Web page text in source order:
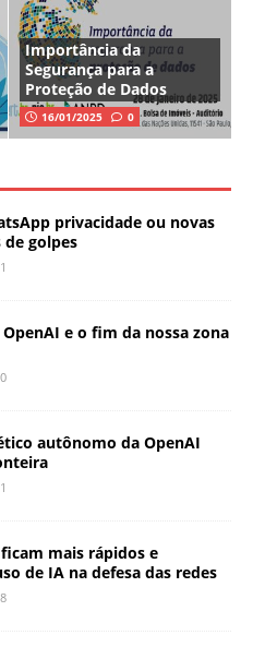
Importância da
Segurança para a
Proteção de Dados
16/01/2025 0
privacidade ou novas
golpes
1
e o fim da nossa zona
0
autônomo da OpenAI
1
mais rápidos e
de IA na defesa das redes
8